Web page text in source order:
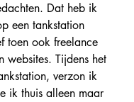
Dat heb ik
een tankstation
toen ook freelance
websites. Tijdens het
verzon ik
ik thuis alleen maar